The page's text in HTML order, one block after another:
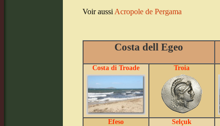
Voir aussi Acropole de Pergama
Costa dell Egeo
Costa di Troade Troia
Efeso Selçuk